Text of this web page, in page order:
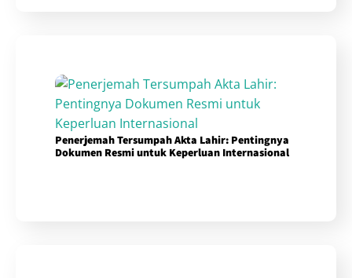
Penerjemah Tersumpah Akta Lahir: Pentingnya
Dokumen Resmi untuk Keperluan Internasional